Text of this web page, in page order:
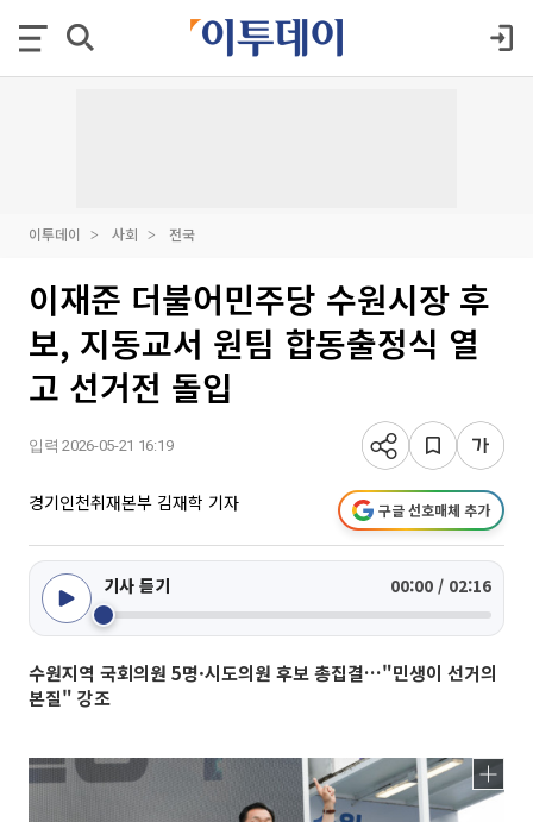
이투데이 사회 전국
이재준 더불어민주당 수원시장 후
보, 지동교서 원팀 합동출정식 열
고 선거전 돌입
입력 2026-05-21 16:19
경기인천취재본부 김재학 기자 구글 선호매체 추가
기사 듣기 00:00 / 02:16
수원지역 국회의원 5명·시도의원 후보 총집결…"민생이 선거의
본질" 강조